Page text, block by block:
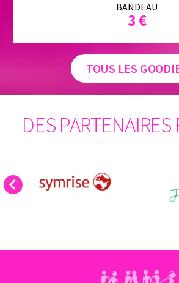
TOUS LES
BANDEAU
3 €
DES PARTENAIRES
Previous